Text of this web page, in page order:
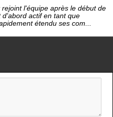
l'équipe après le début de
d'abord actif en tant que
étendu ses com...